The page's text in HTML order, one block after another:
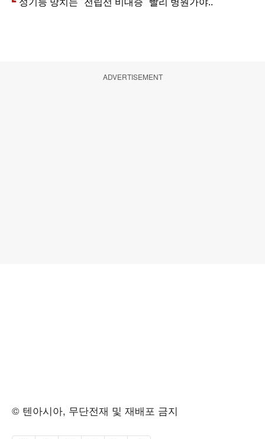
ADVERTISEMENT
© 텐아시아, 무단전재 및 재배포 금지